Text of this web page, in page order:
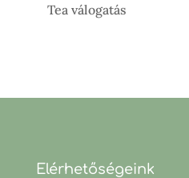
Tea válogatás
Elérhetőségeink